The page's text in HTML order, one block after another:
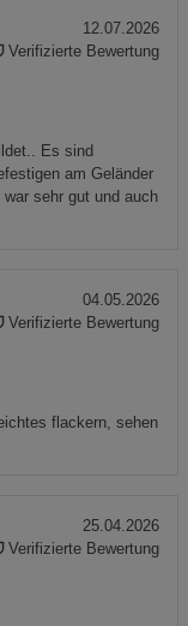
Es sind
am Geländer
sehr gut und auch
12.07.2026
Verifizierte Bewertung
flackern, sehen
04.05.2026
Verifizierte Bewertung
25.04.2026
Verifizierte Bewertung